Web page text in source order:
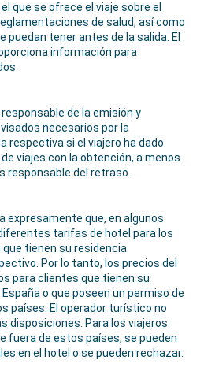
que se ofrece el viaje sobre el
de salud, así como
puedan tener antes de la salida. El
información para
de la emisión y
​​necesarios por la
respectiva si el viajero ha dado
viajes con la obtención, a menos
responsable del retraso.
expresamente que, en algunos
tarifas de hotel para los
tienen su residencia
Por lo tanto, los precios del
para clientes que tienen su
o que poseen un permiso de
países. El operador turístico no
disposiciones. Para los viajeros
fuera de estos países, se pueden
en el hotel o se pueden rechazar.